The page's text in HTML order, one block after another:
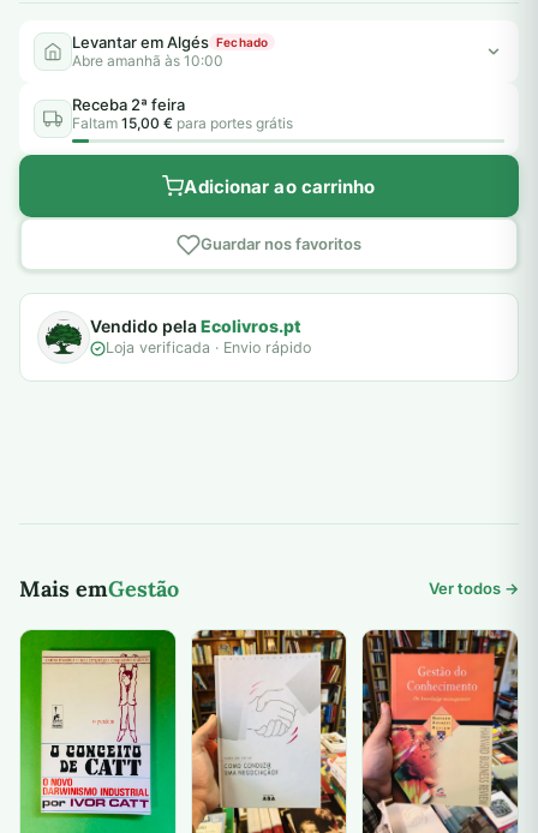
Levantar em Algés Fechado
Abre amanhã às 10:00
Receba 2ª feira
Faltam 15,00 € para portes grátis
Adicionar ao carrinho
Guardar nos favoritos
Vendido pelaEcolivros.pt
Loja verificada · Envio rápido
Mais emGestão Ver todos →